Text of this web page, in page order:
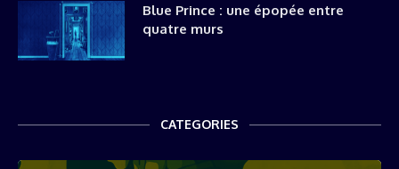
Blue Prince : une épopée entre
quatre murs
CATEGORIES